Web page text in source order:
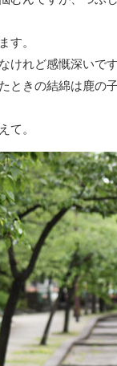
す。
けれど感慨深いです
ときの結綿は鹿の
て。